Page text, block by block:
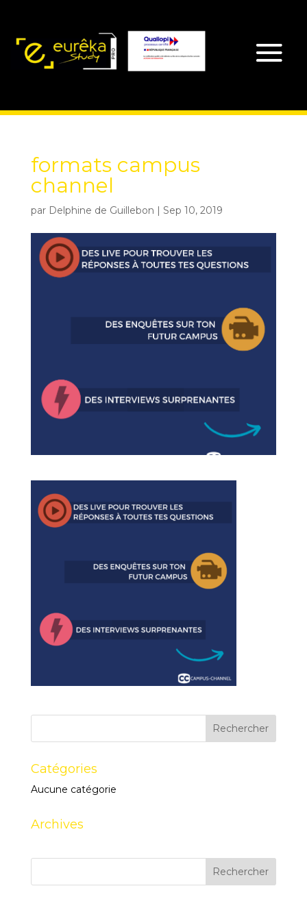
formats campus
channel
par Delphine de Guillebon | Sep 10, 2019
Catégories
Aucune catégorie
Archives